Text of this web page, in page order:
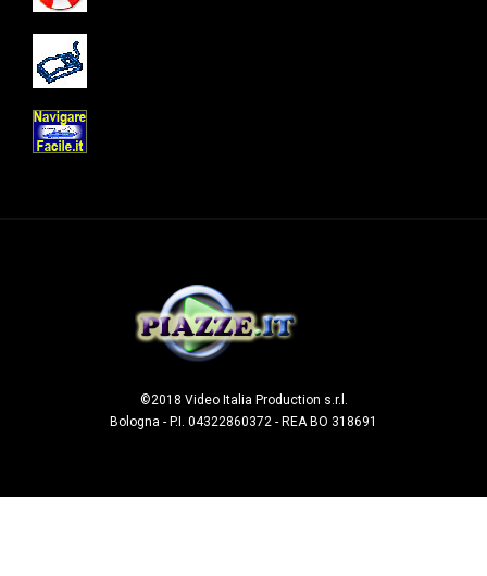
©2018 Video Italia Production s.r.l.
Bologna - P.I. 04322860372 - REA BO 318691